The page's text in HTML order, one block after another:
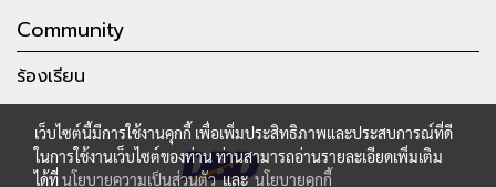
Community
ร้องเรียน
เว็บไซต์นี้มีการใช้งานคุกกี้ เพื่อเพิ่มประสิทธิภาพและประสบการณ์ที่ดี
ในการใช้งานเว็บไซต์ของท่าน ท่านสามารถอ่านรายละเอียดเพิ่มเติม
ได้ที่นโยบายความเป็นส่วนตัวและนโยบายคุกกี้